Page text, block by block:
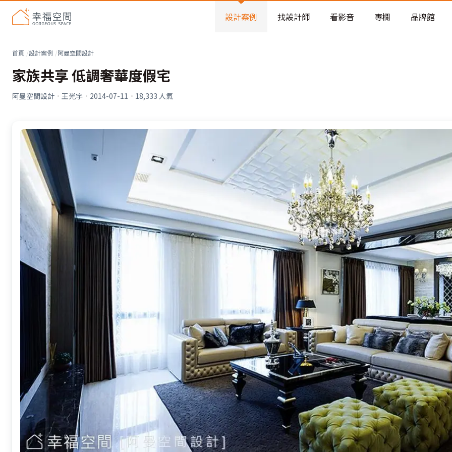
看不見的居家風險和翻新關鍵
老屋預算分配與高 CP 值煥新術
設計案例 找設計師 看影音 專欄 品牌館
首頁 設計案例 阿曼空間設計
家族共享 低調奢華度假宅
阿曼空間設計 · 王光宇 · 2014-07-11 · 18,333 人氣